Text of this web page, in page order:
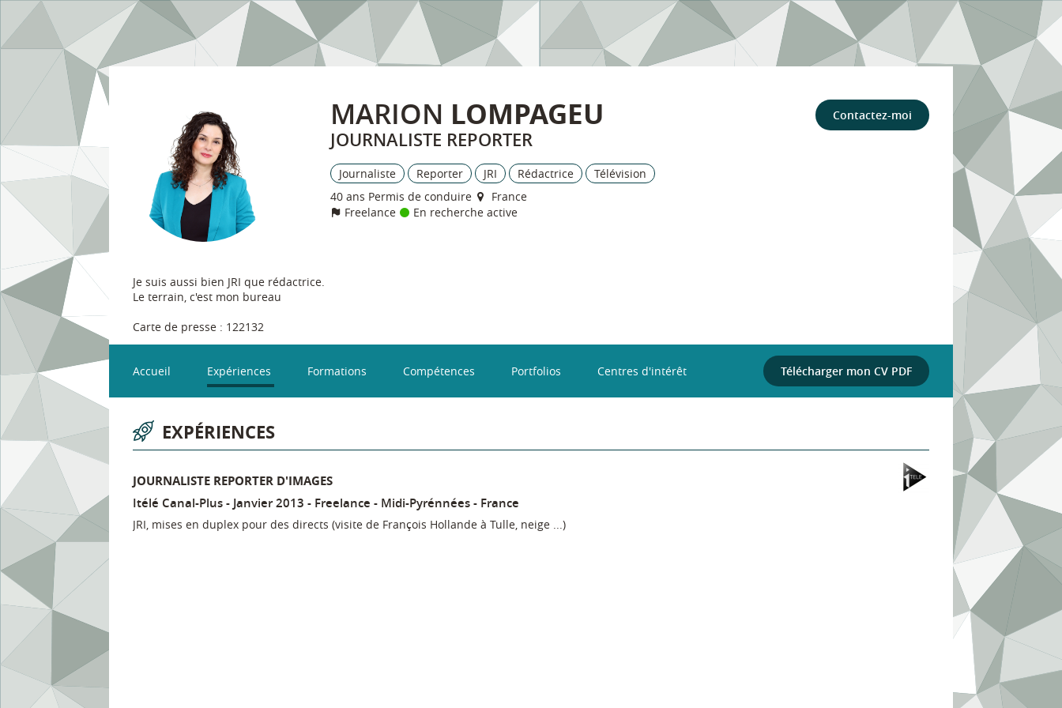
MARION LOMPAGEU
JOURNALISTE REPORTER
Journaliste Reporter JRI Rédactrice
Télévision
40 ans Permis de conduire
France
Freelance
En recherche active
Contactez-moi
Je suis aussi bien JRI que rédactrice.
Le terrain, c'est mon bureau
Carte de presse : 122132
Accueil Expériences Formations Compétences Portfolios Centres d'intérêt Télécharger mon CV PDF
EXPÉRIENCES
JOURNALISTE REPORTER D'IMAGES
Itélé Canal-Plus
Janvier 2013 Freelance Midi-Pyrénnées France
JRI, mises en duplex pour des directs (visite de François Hollande à Tulle, neige ...)